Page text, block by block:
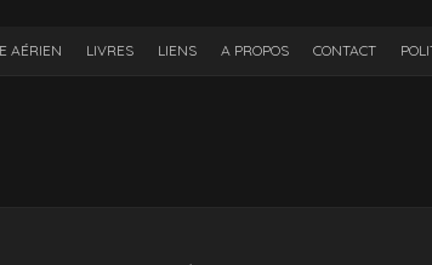
AÉRIEN LIVRES LIENS A PROPOS CONTACT